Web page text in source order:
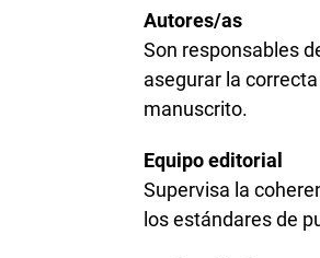
Autores/as
Son responsables
asegurar la
manuscrito.
Equipo editorial
Supervisa la
los estándares de